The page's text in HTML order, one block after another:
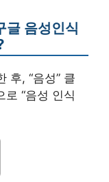
글 음성인식
후, “음성” 클
로 “음성 인식